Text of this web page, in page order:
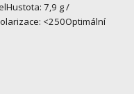
7,9 g /
<250Optimální